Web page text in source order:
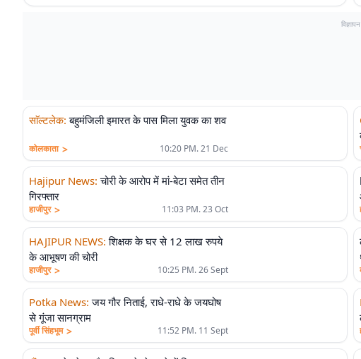
विज्ञापन
साॅल्टलेक: बहुमंजिली इमारत के पास मिला युवक का शव
कोलकाता > 10:20 PM. 21 Dec
Hajipur News: चोरी के आरोप में मां-बेटा समेत तीन
गिरफ्तार
हाजीपुर > 11:03 PM. 23 Oct
HAJIPUR NEWS: शिक्षक के घर से 12 लाख रुपये
के आभूषण की चोरी
हाजीपुर > 10:25 PM. 26 Sept
Potka News: जय गौर निताई, राधे-राधे के जयघोष
से गूंजा सानग्राम
पूर्वी सिंहभूम > 11:52 PM. 11 Sept